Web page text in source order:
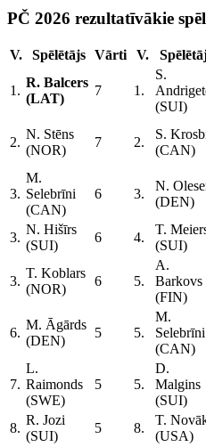
PČ 2026 rezultatīvākie
V. Spēlētājs Vārti V.
1.
R. Balcers
(LAT)
7 1.
S.
(SUI)
2.
N. Stēns
(NOR)
7 2.
S.
(CAN)
3.
M.
Selebrīni
(CAN)
6 3.
N.
(DEN)
3.
N. Hišīrs
(SUI)
6 4.
T.
(SUI)
3.
T. Koblars
(NOR)
6 5.
A.
Barkovs
(FIN)
6.
M. Āgārds
(DEN)
5 5.
M.
Selebrīni
(CAN)
7.
L.
Raimonds
(SWE)
5 5.
D.
Malgins
(SUI)
8.
R. Jozi
(SUI)
5 8.
T.
(USA)